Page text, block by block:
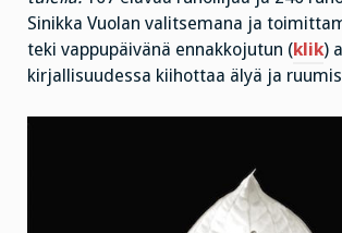
Sinikka Vuolan valitsemana ja
teki vappupäivänä ennakkojutun (klik)
kirjallisuudessa kiihottaa älyä ja